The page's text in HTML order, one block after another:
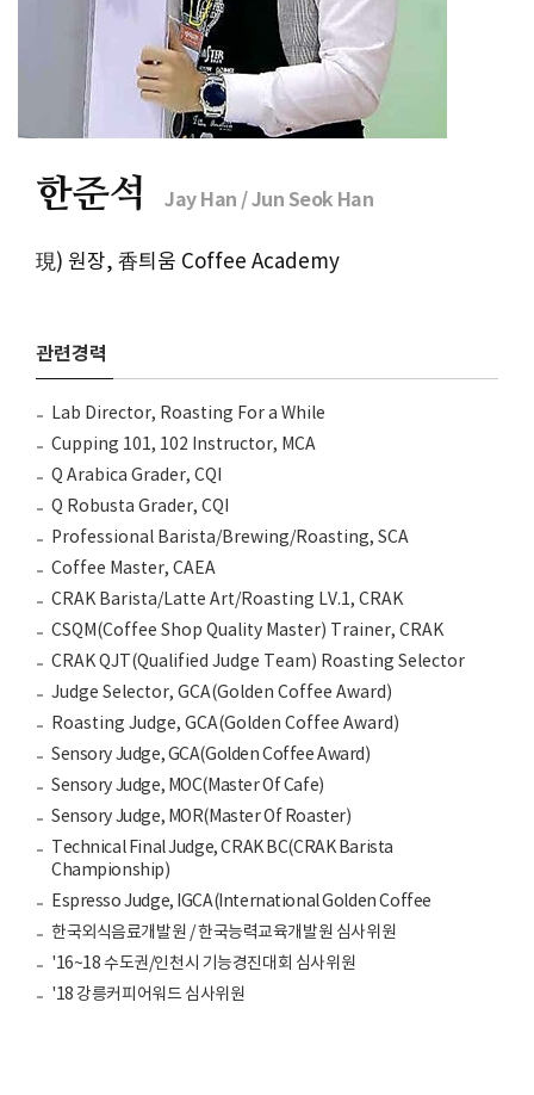
한준석 Jay Han / Jun Seok Han
現) 원장, 香틔움 Coffee Academy
관련경력
Lab Director, Roasting For a While
Cupping 101, 102 Instructor, MCA
Q Arabica Grader, CQI
Q Robusta Grader, CQI
Professional Barista/Brewing/Roasting, SCA
Coffee Master, CAEA
CRAK Barista/Latte Art/Roasting LV.1, CRAK
CSQM(Coffee Shop Quality Master) Trainer, CRAK
CRAK QJT(Qualified Judge Team) Roasting Selector
Judge Selector, GCA(Golden Coffee Award)
Roasting Judge, GCA(Golden Coffee Award)
Sensory Judge, GCA(Golden Coffee Award)
Sensory Judge, MOC(Master Of Cafe)
Sensory Judge, MOR(Master Of Roaster)
Technical Final Judge, CRAK BC(CRAK Barista
Championship)
Espresso Judge, IGCA(International Golden Coffee
한국외식음료개발원 / 한국능력교육개발원 심사위원
'16~18 수도권/인천시 기능경진대회 심사위원
'18 강릉커피어워드 심사위원